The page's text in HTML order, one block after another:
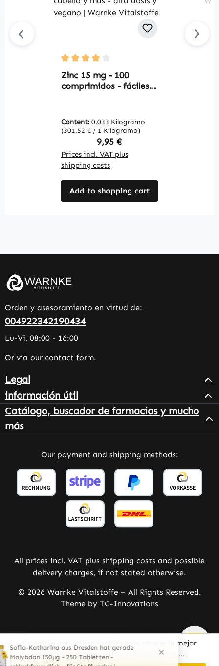
Average rating of 4 out of 5 stars
Zinc 15 mg - 100
comprimidos - fáciles
visión, piel, cabello y
más - alta dosis y
vegano | Warnke
Vitalstoffe
Content: 0.033 Kilogramo
(301,52 € / 1 Kilogramo)
Regular price:
9,95 €
Prices incl. VAT plus
shipping costs
Add to shopping cart
Orden y asesoramiento en virtud de:
004922342190434
Lu-Vi, 08:00 - 16:00
Or via our contact form.
Legal
información útil
Catálogo, buscador de farmacias y mucho
más
Our payment and shipping methods:
All prices incl. VAT plus shipping costs and possible
delivery charges, if not stated otherwise.
© 2026 Warnke Vitalstoffe – All Rights Reserved.
Theme by TC-Innovations
Este sitio web utiliza cookies para ofrecer la mejor
experiencia posible.Mehr Informationen ...